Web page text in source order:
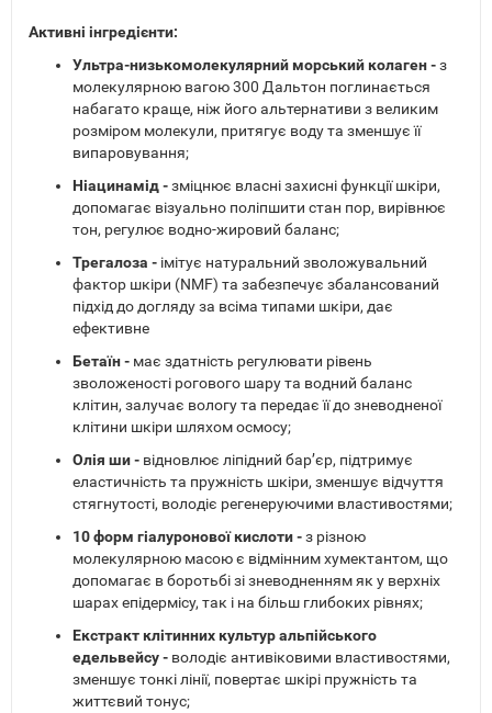
Активні інгредієнти:
Ультра-низькомолекулярний морський колаген -з
молекулярною вагою 300 Дальтон поглинається
набагато краще, ніж його альтернативи з великим
розміром молекули, притягує воду та зменшує її
випаровування;
Ніацинамід -зміцнює власні захисні функції шкіри,
допомагає візуально поліпшити стан пор, вирівнює
тон, регулює водно-жировий баланс;
Трегалоза - імітує натуральний зволожувальний
фактор шкіри (NMF) та забезпечує збалансований
підхід до догляду за всіма типами шкіри, дає
ефективне
Бетаїн - має здатність регулювати рівень
зволоженості рогового шару та водний баланс
клітин, залучає вологу та передає її до зневодненої
клітини шкіри шляхом осмосу;
Олія ши - відновлює ліпідний бар’єр, підтримує
еластичність та пружність шкіри, зменшує відчуття
стягнутості, володіє регенеруючими властивостями;
10 форм гіалуронової кислоти -з різною
молекулярною масою є відмінним хумектантом, що
допомагає в боротьбі зі зневодненням як у верхніх
шарах епідермісу, так і на більш глибоких рівнях;
Екстракт клітинних культур альпійського
едельвейсу - володіє антивіковими властивостями,
зменшує тонкі лінії, повертає шкірі пружність та
життєвий тонус;